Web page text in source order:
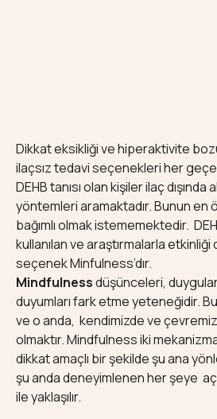
Dikkat eksikliği ve hiperaktivite
ilaçsız tedavi seçenekleri her
DEHB tanısı olan kişiler ilaç
yöntemleri aramaktadır. Bunun en
bağımlı olmak istememektedir.
kullanılan ve araştırmalarla
seçenek Minfulness’dır.
Mindfulnessdüşünceleri,
duyumları fark etme yeteneğidir.
ve o anda, kendimizde ve
olmaktır. Mindfulness iki
dikkat amaçlı bir şekilde şu ana
şu anda deneyimlenen her şeye
ile yaklaşılır.